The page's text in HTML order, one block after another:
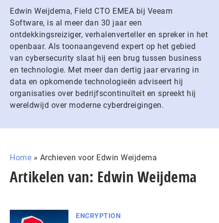
Edwin Weijdema, Field CTO EMEA bij Veeam
Software, is al meer dan 30 jaar een
ontdekkingsreiziger, verhalenverteller en spreker in het
openbaar. Als toonaangevend expert op het gebied
van cybersecurity slaat hij een brug tussen business
en technologie. Met meer dan dertig jaar ervaring in
data en opkomende technologieën adviseert hij
organisaties over bedrijfscontinuïteit en spreekt hij
wereldwijd over moderne cyberdreigingen.
Home » Archieven voor Edwin Weijdema
Artikelen van: Edwin Weijdema
ENCRYPTION